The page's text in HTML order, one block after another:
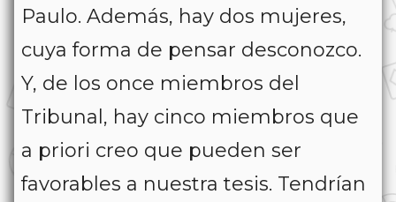
Paulo. Además, hay dos mujeres,
cuya forma de pensar desconozco.
Y, de los once miembros del
Tribunal, hay cinco miembros que
a priori creo que pueden ser
favorables a nuestra tesis. Tendrían